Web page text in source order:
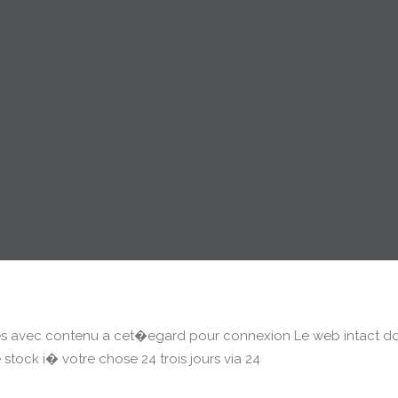
avec contenu a cet�egard pour connexion Le web intact
stock i� votre chose 24 trois jours via 24